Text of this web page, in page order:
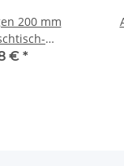
200 mm
€ *